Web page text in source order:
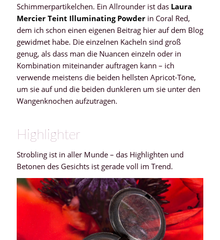
Schimmerpartikelchen. Ein Allrounder ist dasLaura
Mercier Teint Illuminating Powderin Coral Red,
dem ich schon einen eigenen Beitrag hier auf dem Blog
gewidmet habe. Die einzelnen Kacheln sind groß
genug, als dass man die Nuancen einzeln oder in
Kombination miteinander auftragen kann – ich
verwende meistens die beiden hellsten Apricot-Töne,
um sie auf und die beiden dunkleren um sie unter den
Wangenknochen aufzutragen.
Highlighter
Strobling ist in aller Munde – das Highlighten und
Betonen des Gesichts ist gerade voll im Trend.